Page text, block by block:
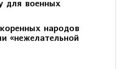
для военных
народов
«нежелательной